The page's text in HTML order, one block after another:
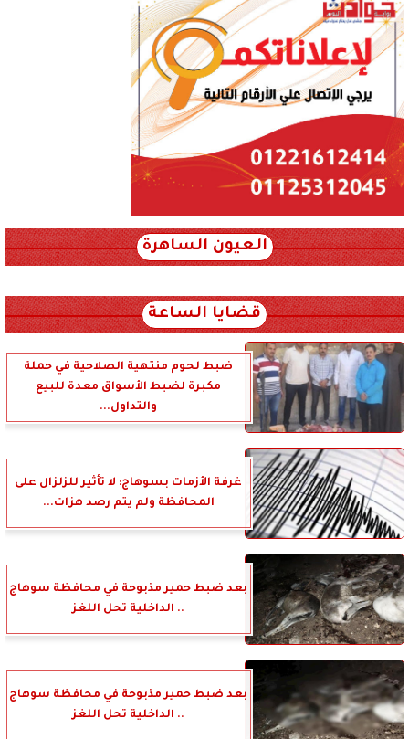
العيون الساهرة
قضايا الساعة
ضبط لحوم منتهية الصلاحية في حملة
مكبرة لضبط الأسواق معدة للبيع
والتداول...
غرفة الأزمات بسوهاج: لا تأثير للزلزال على
المحافظة ولم يتم رصد هزات...
بعد ضبط حمير مذبوحة في محافظة سوهاج
.. الداخلية تحل اللغز
بعد ضبط حمير مذبوحة في محافظة سوهاج
.. الداخلية تحل اللغز